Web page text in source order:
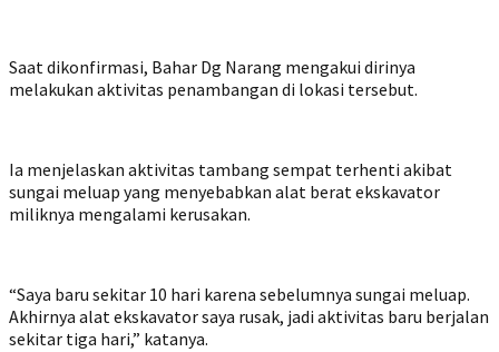
‎Saat dikonfirmasi, Bahar Dg Narang mengakui dirinya
melakukan aktivitas penambangan di lokasi tersebut.
‎Ia menjelaskan aktivitas tambang sempat terhenti akibat
sungai meluap yang menyebabkan alat berat ekskavator
miliknya mengalami kerusakan.
‎“Saya baru sekitar 10 hari karena sebelumnya sungai meluap.
Akhirnya alat ekskavator saya rusak, jadi aktivitas baru berjalan
sekitar tiga hari,” katanya.